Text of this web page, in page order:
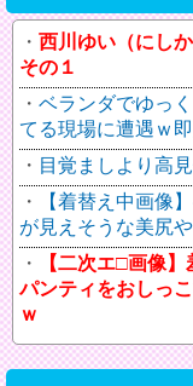
西川ゆい（にし
その１
ベランダでゆっ
てる現場に遭遇ｗ
目覚ましより高
【着替え中画像
が見えそうな美尻
【二次エ□画像
パンティをおしっ
ｗ